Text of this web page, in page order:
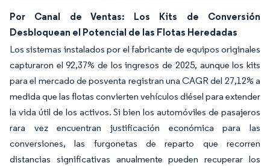
Por Canal de Ventas: Los Kits de Conversión
Desbloquean el Potencial de las Flotas Heredadas
Los sistemas instalados por el fabricante de equipos originales
capturaron el 92,37% de los ingresos de 2025, aunque los kits
para el mercado de posventa registran una CAGR del 27,12% a
medida que las flotas convierten vehículos diésel para extender
la vida útil de los activos. Si bien los automóviles de pasajeros
rara vez encuentran justificación económica para las
conversiones, las furgonetas de reparto que recorren
distancias significativas anualmente pueden recuperar los